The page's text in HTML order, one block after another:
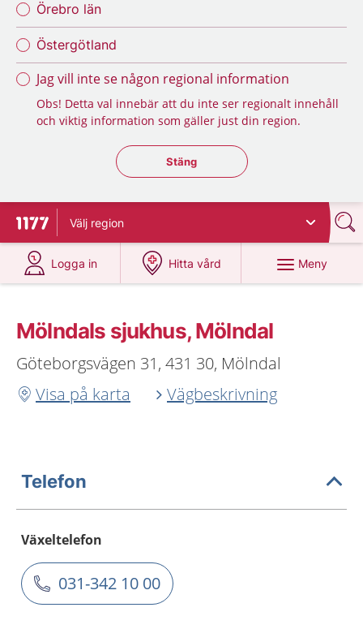
Örebro län
Östergötland
Jag vill inte se någon regional information
Obs! Detta val innebär att du inte ser regionalt innehåll
och viktig information som gäller just din region.
Stäng regionsväljaren
Stäng
Till startsidan för 1177
Välj region
Logga in
på 1177.se
Hitta vård
på 1177.se
Meny
Mölndals sjukhus, Mölndal
Göteborgsvägen 31, 431 30, Mölndal
Visa på karta
Vägbeskrivning
Telefon
Växeltelefon
031-342 10 00